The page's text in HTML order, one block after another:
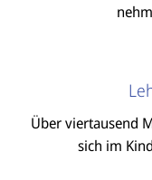
Über viertausend
sich im